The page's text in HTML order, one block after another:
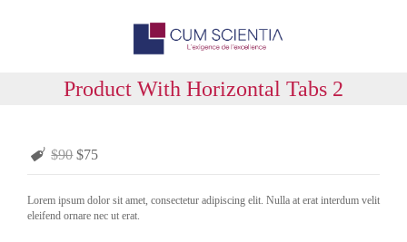
Product With Horizontal Tabs 2
$90 $75
Lorem ipsum dolor sit amet, consectetur adipiscing elit. Nulla at erat interdum velit
eleifend ornare nec ut erat.